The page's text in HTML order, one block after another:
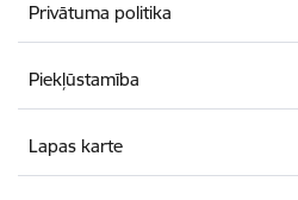
Privātuma politika
Piekļūstamība
Lapas karte